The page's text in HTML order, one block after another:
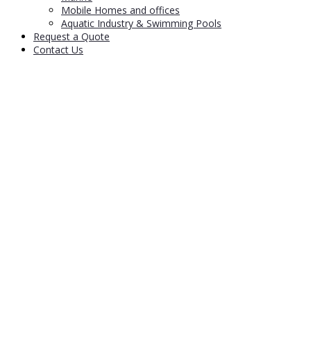
Mobile Homes and offices
Aquatic Industry & Swimming Pools
Request a Quote
Contact Us